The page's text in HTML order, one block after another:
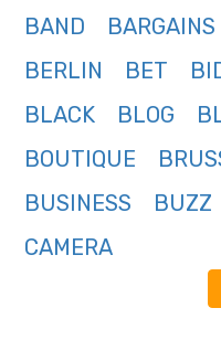
BAND
BARGAINS
BERLIN
BET
BLACK
BLOG
BOUTIQUE
BUSINESS
BUZZ
CAMERA